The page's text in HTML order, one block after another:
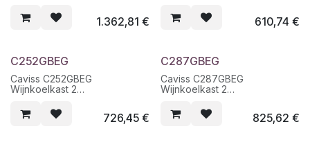
203 Flessen
1.362,81 € 610,74 €
C252GBEG
Caviss C252GBEG
Wijnkoelkast 2
Flessen
726,45€
C287GBEG
Caviss C287GBEG
Wijnkoelkast 2
Flessen - Hoogte 147 cm
825,62 €